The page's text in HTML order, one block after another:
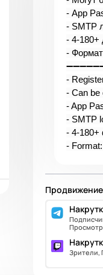
- App
- SMTP
- 4-180+
-
-
- Can be
- App
- SMTP
- 4-180+
-
Зрители,